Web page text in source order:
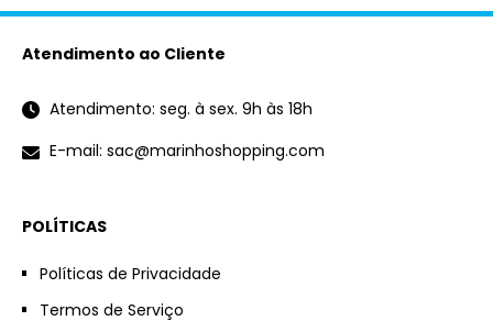
Atendimento ao Cliente
Atendimento: seg. à sex. 9h às 18h
E-mail: sac@marinhoshopping.com
POLÍTICAS
Políticas de Privacidade
Termos de Serviço